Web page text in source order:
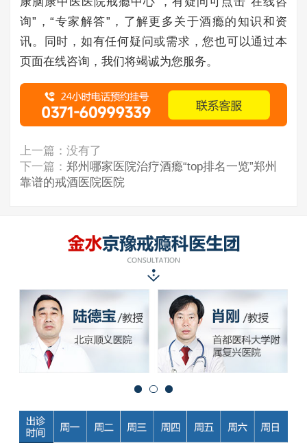
询”，“专家解答”，了解更多关于酒瘾的知识和资
讯。同时，如有任何疑问或需求，您也可以通过本
页面在线咨询，我们将竭诚为您服务。
上一篇：没有了
下一篇： 郑州哪家医院治疗酒瘾“top排名一览”郑州
靠谱的戒酒医院医院